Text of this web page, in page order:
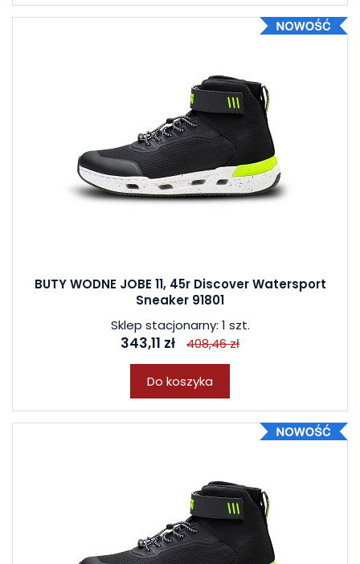
BUTY WODNE JOBE 11, 45r Discover Watersport
Sneaker 91801
Sklep stacjonarny: 1 szt.
343,11 zł 408,46 zł
Do koszyka